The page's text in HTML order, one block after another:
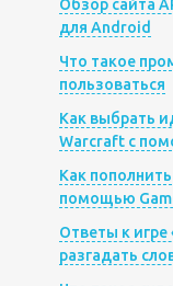
Обзор сайта
для Android
Что такое
пользоваться
Как выбрать
Warcraft с
Как
помощью
Ответы к игре
разгадать